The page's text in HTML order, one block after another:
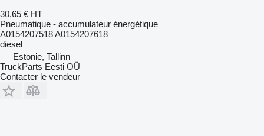
30,65 € HT
Pneumatique - accumulateur énergétique
A0154207518 A0154207618
diesel
Estonie, Tallinn
TruckParts Eesti OÜ
Contacter le vendeur